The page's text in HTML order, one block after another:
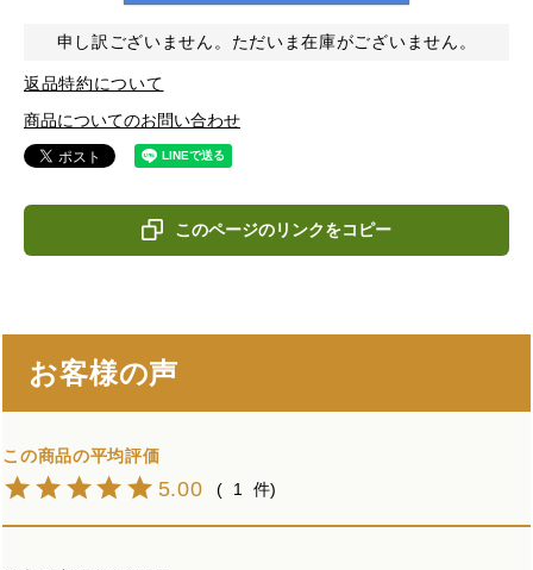
申し訳ございません。ただいま在庫がございません。
返品特約について
商品についてのお問い合わせ
このページのリンクをコピー
お客様の声
5.00 1